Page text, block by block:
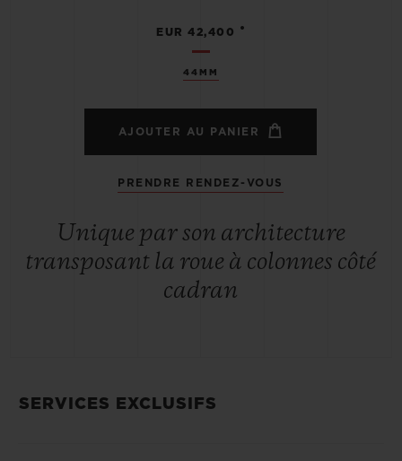
44MM
EUR 42,400 •
AJOUTER AU PANIER
PRENDRE RENDEZ-VOUS
Unique par son architecture
transposant la roue à colonnes côté
cadran
SERVICES EXCLUSIFS